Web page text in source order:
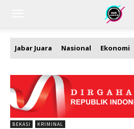
Jabar Juara Nasional Ekonomi
BEKASI KRIMINAL